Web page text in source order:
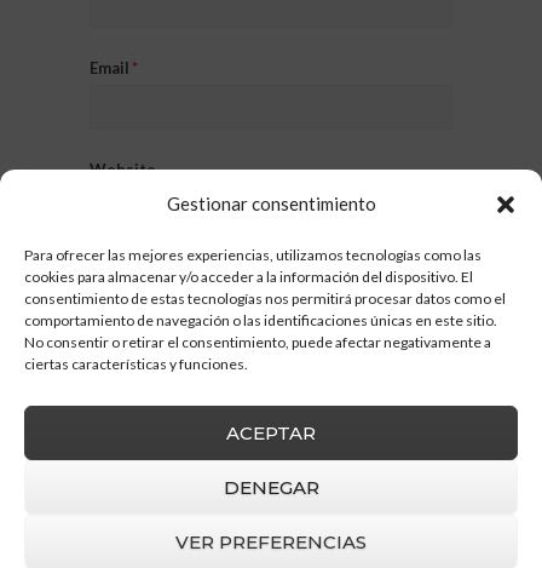
Gestionar consentimiento
Para ofrecer las mejores experiencias, utilizamos tecnologías como las
cookies para almacenar y/o acceder a la información del dispositivo. El
consentimiento de estas tecnologías nos permitirá procesar datos como el
comportamiento de navegación o las identificaciones únicas en este sitio.
No consentir o retirar el consentimiento, puede afectar negativamente a
ciertas características y funciones.
ACEPTAR
DENEGAR
VER PREFERENCIAS
Email *
Website